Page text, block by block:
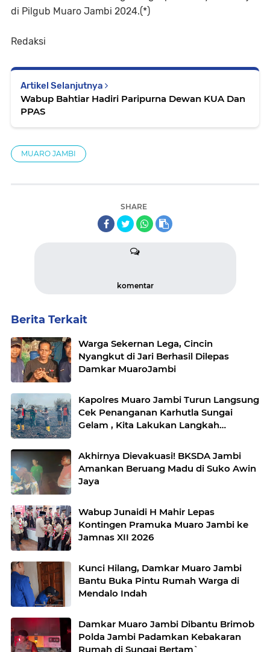
di Pilgub Muaro Jambi 2024.(*)
Redaksi
Artikel Selanjutnya
Wabup Bahtiar Hadiri Paripurna Dewan KUA Dan
PPAS
MUARO JAMBI
SHARE
komentar
Berita Terkait
Warga Sekernan Lega, Cincin
Nyangkut di Jari Berhasil Dilepas
Damkar MuaroJambi
Kapolres Muaro Jambi Turun Langsung
Cek Penanganan Karhutla Sungai
Gelam , Kita Lakukan Langkah
Akhirnya Dievakuasi! BKSDA Jambi
Amankan Beruang Madu di Suko Awin
Jaya
Wabup Junaidi H Mahir Lepas
Kontingen Pramuka Muaro Jambi ke
Jamnas XII 2026
Kunci Hilang, Damkar Muaro Jambi
Bantu Buka Pintu Rumah Warga di
Mendalo Indah
Damkar Muaro Jambi Dibantu Brimob
Polda Jambi Padamkan Kebakaran
Rumah di Sungai Bertam`